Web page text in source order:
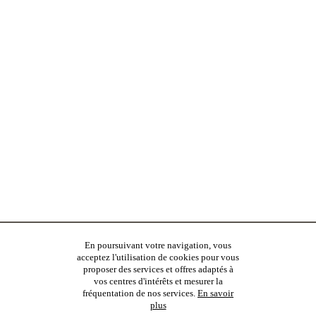
En poursuivant votre navigation, vous
acceptez l'utilisation de cookies pour vous
proposer des services et offres adaptés à
vos centres d'intérêts et mesurer la
fréquentation de nos services. En savoir
plus